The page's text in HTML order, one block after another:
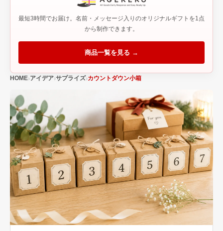
HOME アイデア サプライズ カウントダウン小箱
最短3時間でお届け。名前・メッセージ入りのオリジナルギフトを1点
から制作できます。
商品一覧を見る →